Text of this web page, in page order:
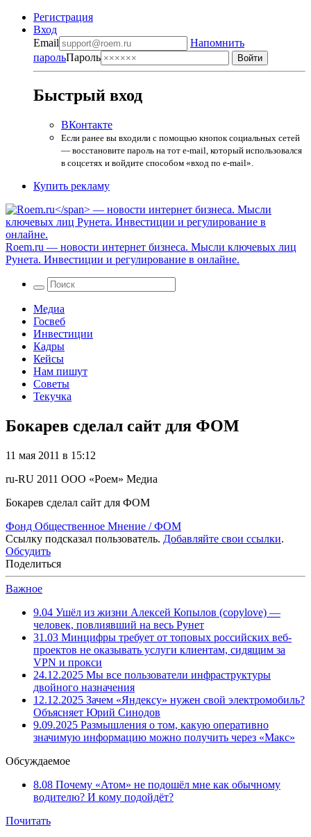
Регистрация
Вход
Email
Напомнить
парольПароль
Быстрый вход
ВКонтакте
Если ранее вы входили с помощью кнопок социальных сетей
— восстановите пароль на тот e-mail, который использовался
в соцсетях и войдите способом «вход по e-mail».
Купить рекламу
Roem.ru — новости интернет бизнеса. Мысли ключевых лиц
Рунета. Инвестиции и регулирование в онлайне.
Медиа
Госвеб
Инвестиции
Кадры
Кейсы
Нам пишут
Советы
Текучка
Бокарев сделал сайт для ФОМ
11 мая 2011 в 15:12
ru-RU 2011 ООО «Роем» Медиа
Бокарев сделал сайт для ФОМ
Фонд Общественное Мнение / ФОМ
Ссылку подсказал пользователь. Добавляйте свои ссылки.
Обсудить
Поделиться
Важное
9.04 Ушёл из жизни Алексей Копылов (copylove) —
человек, повлиявший на весь Рунет
31.03 Минцифры требует от топовых российских веб-
проектов не оказывать услуги клиентам, сидящим за
VPN и прокси
24.12.2025 Мы все пользователи инфраструктуры
двойного назначения
12.12.2025 Зачем «Яндексу» нужен свой электромобиль?
Объясняет Юрий Синодов
9.09.2025 Размышления о том, какую оперативно
значимую информацию можно получить через «Макс»
Обсуждаемое
8.08 Почему «Атом» не подошёл мне как обычному
водителю? И кому подойдёт?
Почитать